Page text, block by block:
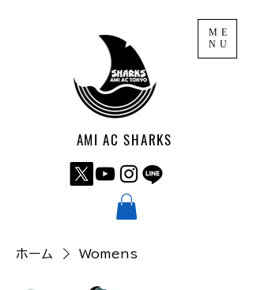
ME
NU
AMI AC SHARKS
ホーム Womens